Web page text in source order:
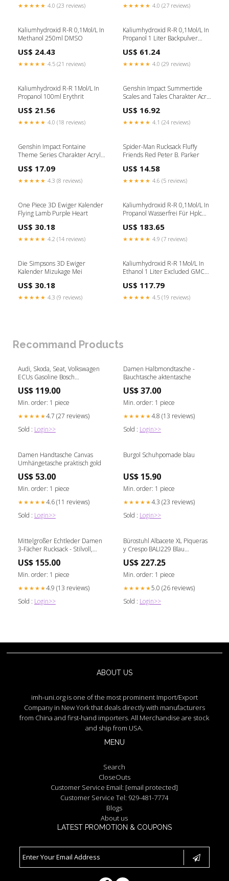
★★★★★ 4.0 (23 reviews) ★★★★★ 4.0 (27 reviews)
Kaliumhydroxid R-R 0,1Mol/L In
Methanol 250ml DMSO
US$ 24.43
★★★★★ 4.5 (21 reviews)
Kaliumhydroxid R-R 0,1Mol/L In
Propanol 1 Liter Backpulver
US$ 61.24
★★★★★ 4.0 (29 reviews)
Kaliumhydroxid R-R 1Mol/L In
Propanol 100ml Erythrit
US$ 21.56
★★★★★ 4.0 (18 reviews)
Genshin Impact Summertide
Scales and Tales Charakter Acryl
Games
US$ 16.92
★★★★★ 4.1 (24 reviews)
Genshin Impact Fontaine
Theme Series Charakter Acryl
US$ 17.09
★★★★★ 4.3 (8 reviews)
Spider-Man Rucksack Fluffy
Friends Red Peter B. Parker
US$ 14.58
★★★★★ 4.6 (5 reviews)
One Piece 3D Ewiger Kalender
Flying Lamb Purple Heart
US$ 30.18
★★★★★ 4.2 (14 reviews)
Kaliumhydroxid R-R 0,1Mol/L In
Propanol Wasserfrei Für Hplc
US$ 183.65
★★★★★ 4.9 (7 reviews)
Die Simpsons 3D Ewiger
Kalender Mizukage Mei
US$ 30.18
★★★★★ 4.3 (9 reviews)
Kaliumhydroxid R-R 1Mol/L In
Ethanol 1 Liter Excluded GMC
US$ 117.79
★★★★★ 4.5 (19 reviews)
Recommand Products
Audi, Skoda, Seat, Volkswagen
ECUs Gasoline Bosch
S02 014 Immo Off ECU
US$ 119.00
Min. order: 1 piece
★★★★★4.7 (27 reviews)
Sold : Login>>
Damen Halbmondtasche -
Bauchtasche aktentasche
US$ 37.00
Min. order: 1 piece
★★★★★4.8 (13 reviews)
Sold : Login>>
Damen Handtasche Canvas
Umhängetasche praktisch gold
US$ 53.00
Min. order: 1 piece
★★★★★4.6 (11 reviews)
Sold : Login>>
Burgol Schuhpomade blau
US$ 15.90
Min. order: 1 piece
★★★★★4.3 (23 reviews)
Sold : Login>>
Mittelgroßer Echtleder Damen
3-Fächer Rucksack - Stilvoll,
US$ 155.00
Min. order: 1 piece
★★★★★4.9 (13 reviews)
Sold : Login>>
Bürostuhl Albacete XL Piqueras
y Crespo BALI229 Blau
US$ 227.25
Min. order: 1 piece
★★★★★5.0 (26 reviews)
Sold : Login>>
ABOUT US
imh-uni.org is one of the most prominent Import/Export
Company in New York that deals directly with manufacturers
from China and first-hand importers. All Merchandise are stock
and ship from USA.
MENU
Search
CloseOuts
Customer Service Email: [email protected]
Customer Service Tel: 929-481-7774
Blogs
About us
LATEST PROMOTION & COUPONS